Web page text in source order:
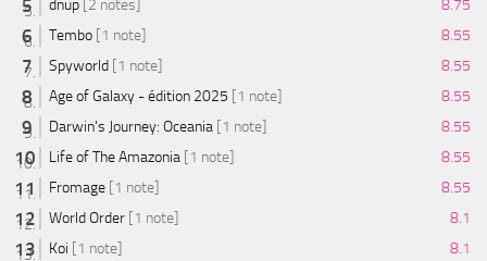
dnup [2 notes]
8.75
Tembo [1 note]
8.55
Spyworld [1 note]
8.55
Age of Galaxy - édition 2025 [1 note]
8.55
Darwin's Journey: Oceania [1 note]
8.55
Life of The Amazonia [1 note]
8.55
Fromage [1 note]
8.55
World Order [1 note]
8.1
Koi [1 note]
8.1